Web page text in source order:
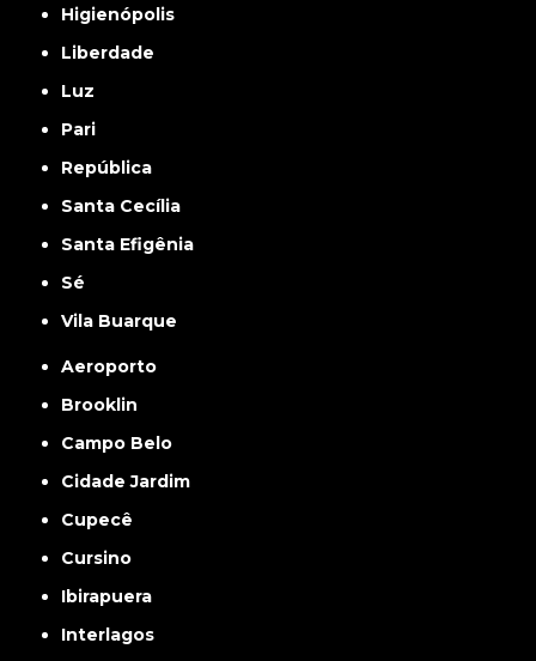
Higienópolis
Liberdade
Luz
Pari
República
Santa Cecília
Santa Efigênia
Sé
Vila Buarque
Aeroporto
Brooklin
Campo Belo
Cidade Jardim
Cupecê
Cursino
Ibirapuera
Interlagos